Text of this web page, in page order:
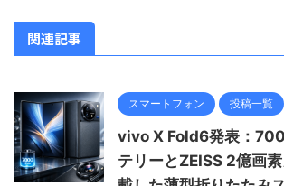
関連記事
スマートフォン 投稿一覧
vivo X Fold6発表：
テリーとZEISS 2億画